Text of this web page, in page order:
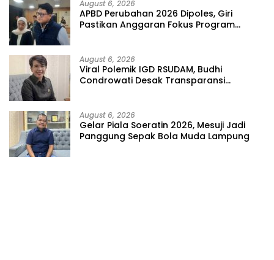
August 6, 2026
APBD Perubahan 2026 Dipoles, Giri
Pastikan Anggaran Fokus Program
August 6, 2026
Viral Polemik IGD RSUDAM, Budhi
Condrowati Desak Transparansi
August 6, 2026
Gelar Piala Soeratin 2026, Mesuji Jadi
Panggung Sepak Bola Muda Lampung